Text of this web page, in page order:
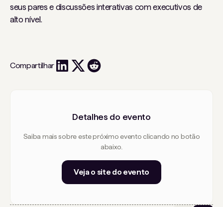
seus pares e discussões interativas com executivos de
alto nível.
Compartilhar
Detalhes do evento
Saiba mais sobre este próximo evento clicando no botão
abaixo.
Veja o site do evento